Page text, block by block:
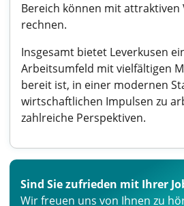
Bereich können mit attraktiven
rechnen.
Insgesamt bietet Leverkusen
Arbeitsumfeld mit vielfältigen
bereit ist, in einer modernen
wirtschaftlichen Impulsen zu
zahlreiche Perspektiven.
Sind Sie zufrieden mit Ihrer
Wir freuen uns von Ihnen zu